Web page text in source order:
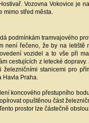
Vozovna Vokovice je
mimo střed města.
podmínkám tramvajového
není řečeno, že by na
vozidel a to vše při
cestujících z letecké
stanicemi pro
Havla Praha.
koncového přestupního
opuštěnou část
prostor lze částečně